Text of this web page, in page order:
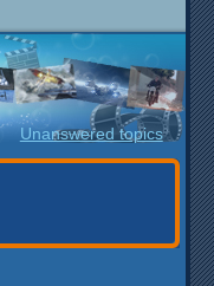
Unanswered topics